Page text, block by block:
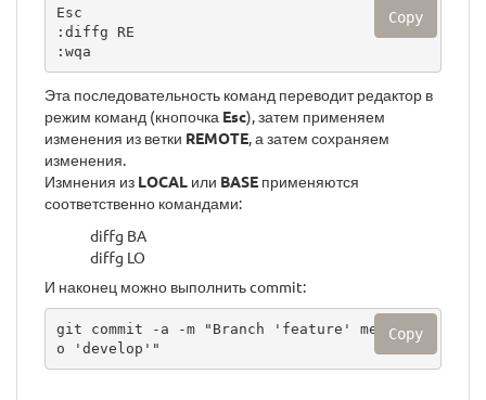
Esc
:diffg RE
:wqa
Copy
Эта последовательность команд переводит редактор в
режим команд (кнопочка Esc), затем применяем
изменения из ветки REMOTE, а затем сохраняем
изменения.
Измнения из LOCAL или BASE применяются
соответственно командами:
diffg BA
diffg LO
И наконец можно выполнить commit:
git commit -a -m "Branch 'feature' merged t
o 'develop'"
Copy